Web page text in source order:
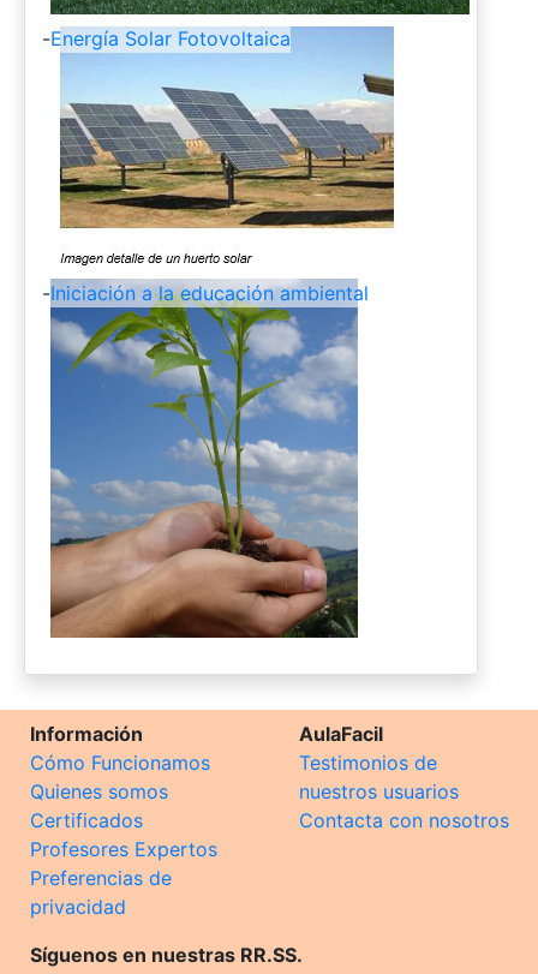
-Energía Solar Fotovoltaica
-Iniciación a la educación ambiental
Información
Cómo Funcionamos
Quienes somos
Certificados
Profesores Expertos
Preferencias de
privacidad
AulaFacil
Testimonios de
nuestros usuarios
Contacta con nosotros
Síguenos en nuestras RR.SS.